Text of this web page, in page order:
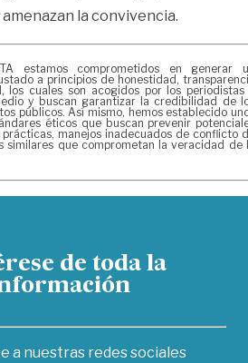
la convivencia.
estamos comprometidos en generar
a principios de honestidad,
los cuales son acogidos por los periodistas
y buscan garantizar la credibilidad de
públicos. Así mismo, hemos establecido
éticos que buscan prevenir
manejos inadecuados de conflicto
similares que comprometan la veracidad de
de toda la
a nuestras redes sociales